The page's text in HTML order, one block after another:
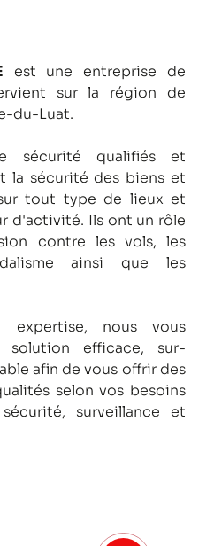
est une entreprise de
sur la région de
du-Luat.
sécurité qualifiés et
la sécurité des biens et
tout type de lieux et
d'activité. Ils ont un rôle
contre les vols, les
ainsi que les
expertise, nous vous
solution efficace, sur-
afin de vous offrir des
selon vos besoins
surveillance et